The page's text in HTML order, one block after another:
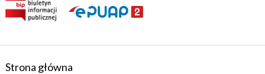
Strona główna